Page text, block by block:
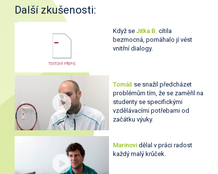
Další zkušenosti:
Když se Jitka B. cítila
bezmocná, pomáhalo jí vést
vnitřní dialogy.
Tomáš se snažil předcházet
problémům tím, že se zaměřil na
studenty se specifickými
vzdělávacími potřebami od
začátku výuky.
Marinovi dělal v práci radost
každý malý krůček.